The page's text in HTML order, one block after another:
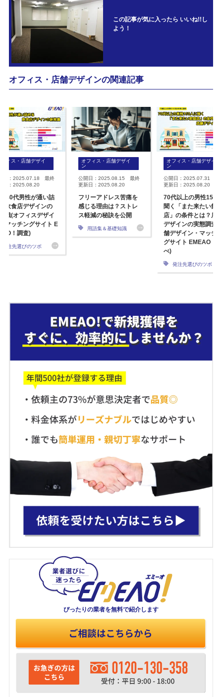
この記事が気に入ったら いいね!!し
よう！
オフィス・店舗デザインの関連記事
フィス・店舗デザイ
日：2025.07.18 最終
日：2025.08.20
40代男性が通い詰
飲食店デザインの
識(オフィスデザイ
マッチングサイト E
！調査)
発注先選びのツボ
オフィス・店舗デザイ
ン
公開日：2025.08.15 最終
更新日：2025.08.20
フリーアドレス苦痛を
感じる理由は？ストレ
ス軽減の秘訣を公開
用語集＆基礎知識
オフィス・店舗デザイ
ン
公開日：2025.07.31 最
更新日：2025.08.20
70代以上の男性150
聞く「また来たい飲
店」の条件とは？店
デザインの実態調査(
舗デザイン・マッチ
グサイト EMEAO！
べ)
発注先選びのツボ
ぴったりの業者を無料で紹介します